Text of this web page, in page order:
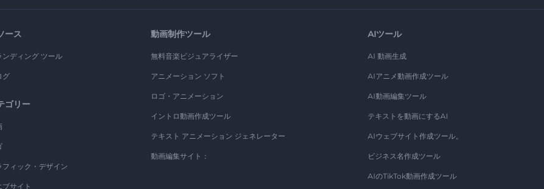
ース
ンディング ツール
グ
ゴリー
フィック・デザイン
ブサイト
動画制作ツール
無料音楽ビジュアライザー
アニメーション ソフト
ロゴ・アニメーション
イントロ動画作成ツール
テキスト アニメーション ジェネレーター
動画編集サイト：
AIツール
AI 動画生成
AIアニメ動画作成ツール
AI動画編集ツール
テキストを動画にするAI
AIウェブサイト作成ツール。
ビジネス名作成ツール
AIのTikTok動画作成ツール